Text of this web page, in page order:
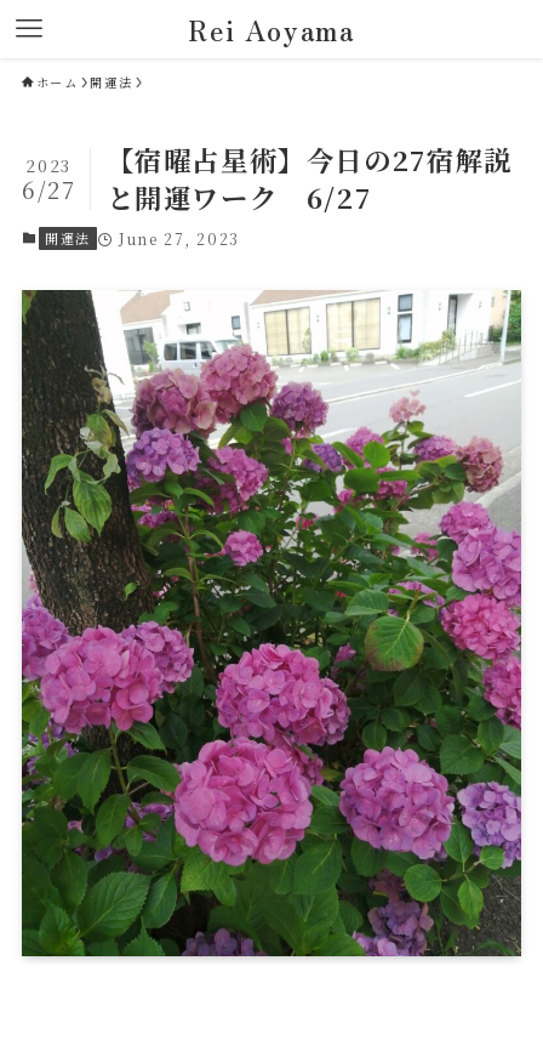
Rei Aoyama
ホーム 開運法
【宿曜占星術】今日の27宿解説
と開運ワーク 6/27
2023
6/27
開運法 June 27, 2023